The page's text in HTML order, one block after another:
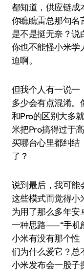
都知道，供应链成
你瞧瞧雷总那句名
是不是挺无奈？说
你也不能怪小米学
迫啊。
但我个人有一说一
多少会有点混淆。
和Pro的区别大多
米把Pro搞得过于
买哪台心里都纠结
了？
说到最后，我可能
这些模式而觉得小
为用了那么多年安
一种思路——“手机
小米有没有那个性
们为什么爱它？总
小米发布会一股子